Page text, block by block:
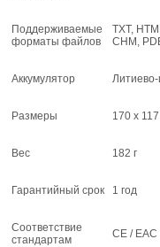
Поддерживаемые
форматы файлов
TXT,
CHM,
Аккумулятор
Размеры 170 x
Вес 182 г
Гарантийный срок 1 год
Соответствие
стандартам
CE / EAC